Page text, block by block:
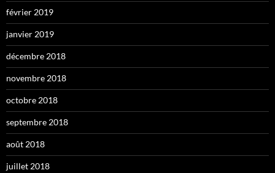
février 2019
janvier 2019
décembre 2018
novembre 2018
octobre 2018
septembre 2018
août 2018
juillet 2018